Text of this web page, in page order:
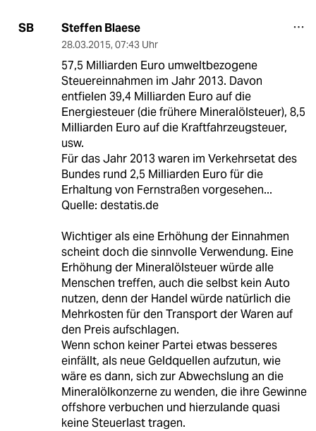
SB Steffen Blaese
28.03.2015, 07:43 Uhr
57,5 Milliarden Euro umweltbezogene
Steuereinnahmen im Jahr 2013. Davon
entfielen 39,4 Milliarden Euro auf die
Energiesteuer (die frühere Mineralölsteuer), 8,5
Milliarden Euro auf die Kraftfahrzeugsteuer,
usw.
Für das Jahr 2013 waren im Verkehrsetat des
Bundes rund 2,5 Milliarden Euro für die
Erhaltung von Fernstraßen vorgesehen...
Quelle: destatis.de
Wichtiger als eine Erhöhung der Einnahmen
scheint doch die sinnvolle Verwendung. Eine
Erhöhung der Mineralölsteuer würde alle
Menschen treffen, auch die selbst kein Auto
nutzen, denn der Handel würde natürlich die
Mehrkosten für den Transport der Waren auf
den Preis aufschlagen.
Wenn schon keiner Partei etwas besseres
einfällt, als neue Geldquellen aufzutun, wie
wäre es dann, sich zur Abwechslung an die
Mineralölkonzerne zu wenden, die ihre Gewinne
offshore verbuchen und hierzulande quasi
keine Steuerlast tragen.